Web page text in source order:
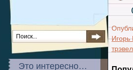
Это интересно…
Игорь